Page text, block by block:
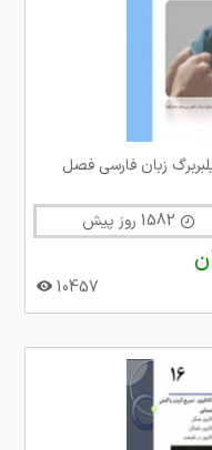
زبان فارسی فصل
10457